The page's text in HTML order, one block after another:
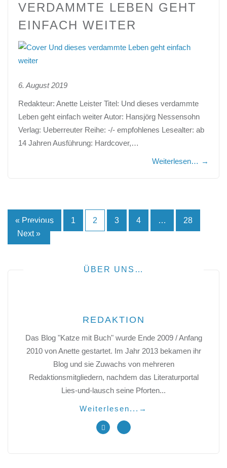
VERDAMMTE LEBEN GEHT
EINFACH WEITER
6. August 2019
Redakteur: Anette Leister Titel: Und dieses verdammte
Leben geht einfach weiter Autor: Hansjörg Nessensohn
Verlag: Ueberreuter Reihe: -/- empfohlenes Lesealter: ab
14 Jahren Ausführung: Hardcover,…
Weiterlesen… →
Seitennummerierung
der
« Previous 1 2 3 4 …
28
Next »
ÜBER UNS…
REDAKTION
Das Blog "Katze mit Buch" wurde Ende 2009 / Anfang
2010 von Anette gestartet. Im Jahr 2013 bekamen ihr
Blog und sie Zuwachs von mehreren
Redaktionsmitgliedern, nachdem das Literaturportal
Lies-und-lausch seine Pforten...
Weiterlesen... →